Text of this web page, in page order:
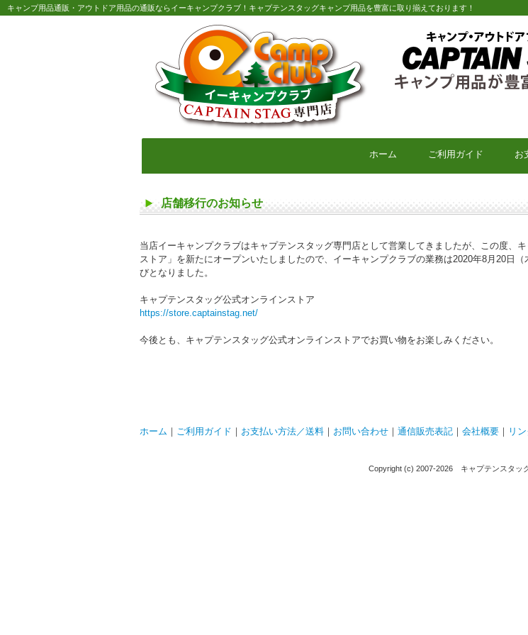
キャンプ用品通販・アウトドア用品の通販ならイーキャンプクラブ！キャプテンスタッグキャンプ用品を豊富に取り揃えております！
キャプテンスタッグキャンプ用品通販
ホーム ご利用ガイド お
店舗移行のお知らせ
当店イーキャンプクラブはキャプテンスタッグ専門店として営業してきましたが、この度、
ストア」を新たにオープンいたしましたので、イーキャンプクラブの業務は2020年8月20日
びとなりました。
キャプテンスタッグ公式オンラインストア
https://store.captainstag.net/
今後とも、キャプテンスタッグ公式オンラインストアでお買い物をお楽しみください。
ホーム ｜ ご利用ガイド ｜ お支払い方法／送料 ｜ お問い合わせ ｜ 通信販売表記 ｜ 会社概要 ｜ リ
Copyright (c) 2007-2026 キャプテンスタッ